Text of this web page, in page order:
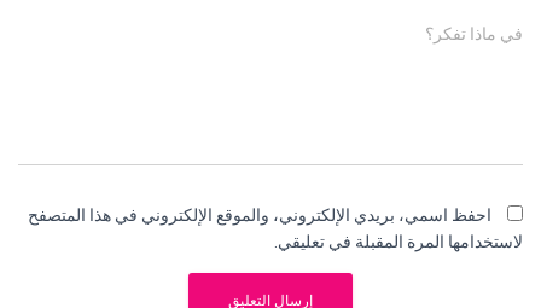
في ماذا تفكر؟
احفظ اسمي، بريدي الإلكتروني، والموقع الإلكتروني في هذا المتصفح
لاستخدامها المرة المقبلة في تعليقي.